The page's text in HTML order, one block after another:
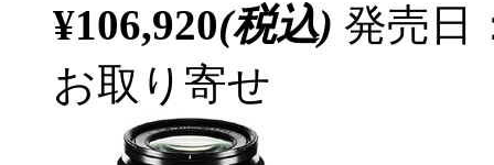
¥106,920(税込) 発売日
お取り寄せ